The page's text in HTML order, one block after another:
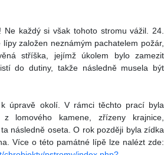
Ne každý si však tohoto stromu vážil. 24.
založen neznámým pachatelem požár,
stříška, jejímž úkolem bylo zamezit
do dutiny, takže následně musela být
úpravě okolí. V rámci těchto prací byla
lomového kamene, zřízeny krajnice,
následně oseta. O rok později byla zídka
Více o této památné lípě lze nalézt zde: